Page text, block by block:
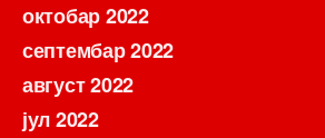
октобар 2022
септембар 2022
август 2022
јул 2022